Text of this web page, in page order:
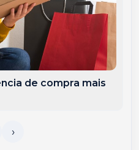
de compra mais